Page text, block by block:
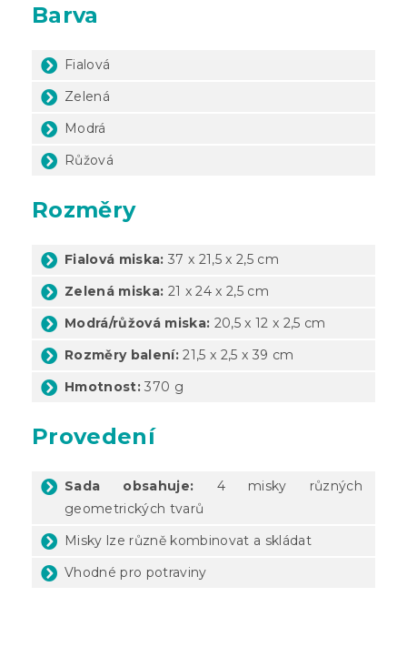
Barva
Fialová
Zelená
Modrá
Růžová
Rozměry
Fialová miska: 37 x 21,5 x 2,5 cm
Zelená miska: 21 x 24 x 2,5 cm
Modrá/růžová miska: 20,5 x 12 x 2,5 cm
Rozměry balení: 21,5 x 2,5 x 39 cm
Hmotnost: 370 g
Provedení
Sada obsahuje: 4 misky různých
geometrických tvarů
Misky lze různě kombinovat a skládat
Vhodné pro potraviny